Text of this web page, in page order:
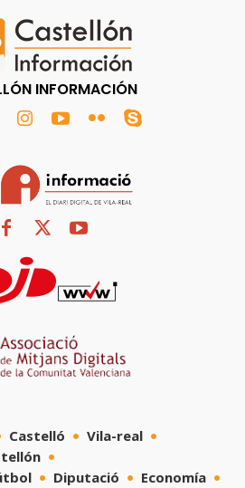
INFORMACIÓN
Castelló
Vila-real
Diputació
Economía